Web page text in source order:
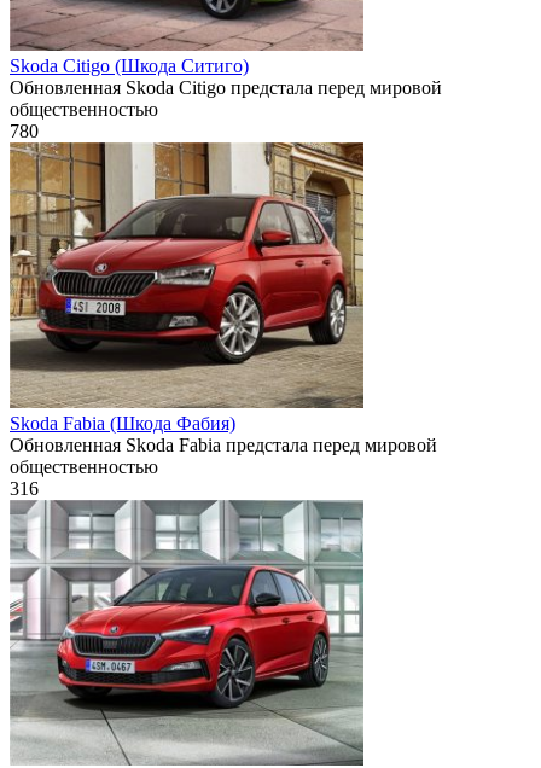
Skoda Citigo (Шкода Ситиго)
Обновленная Skoda Citigo предстала перед мировой
общественностью
780
Skoda Fabia (Шкода Фабия)
Обновленная Skoda Fabia предстала перед мировой
общественностью
316